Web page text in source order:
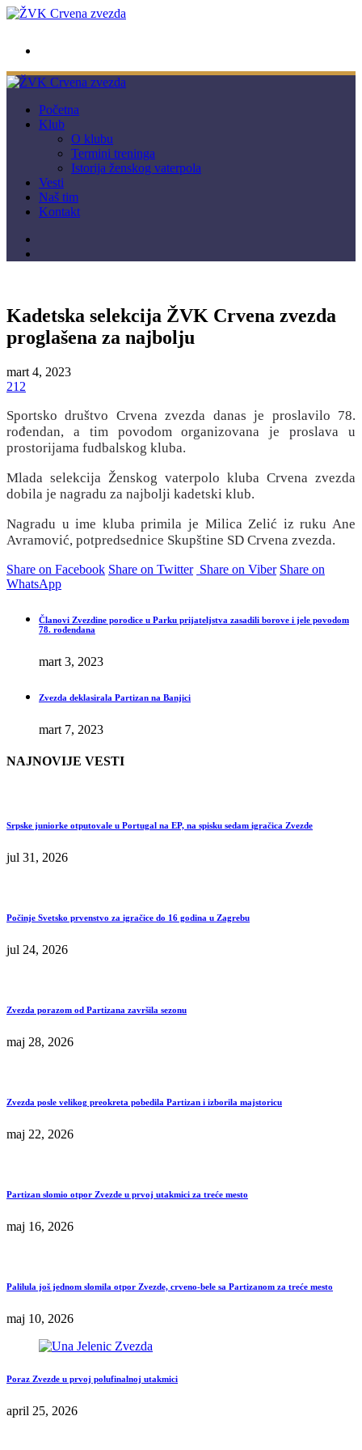
Početna
Klub
O klubu
Termini treninga
Istorija ženskog vaterpola
Vesti
Naš tim
Kontakt
Kadetska selekcija ŽVK Crvena zvezda
proglašena za najbolju
mart 4, 2023
212
Sportsko društvo Crvena zvezda danas je proslavilo 78.
rođendan, a tim povodom organizovana je proslava u
prostorijama fudbalskog kluba.
Mlada selekcija Ženskog vaterpolo kluba Crvena zvezda
dobila je nagradu za najbolji kadetski klub.
Nagradu u ime kluba primila je Milica Zelić iz ruku Ane
Avramović, potpredsednice Skupštine SD Crvena zvezda.
Share on Facebook Share on Twitter Share on Viber Share on
WhatsApp
Članovi Zvezdine porodice u Parku prijateljstva zasadili borove i jele povodom
78. rođendana
mart 3, 2023
Zvezda deklasirala Partizan na Banjici
mart 7, 2023
NAJNOVIJE VESTI
Srpske juniorke otputovale u Portugal na EP, na spisku sedam igračica Zvezde
jul 31, 2026
Počinje Svetsko prvenstvo za igračice do 16 godina u Zagrebu
jul 24, 2026
Zvezda porazom od Partizana završila sezonu
maj 28, 2026
Zvezda posle velikog preokreta pobedila Partizan i izborila majstoricu
maj 22, 2026
Partizan slomio otpor Zvezde u prvoj utakmici za treće mesto
maj 16, 2026
Palilula još jednom slomila otpor Zvezde, crveno-bele sa Partizanom za treće mesto
maj 10, 2026
Poraz Zvezde u prvoj polufinalnoj utakmici
april 25, 2026